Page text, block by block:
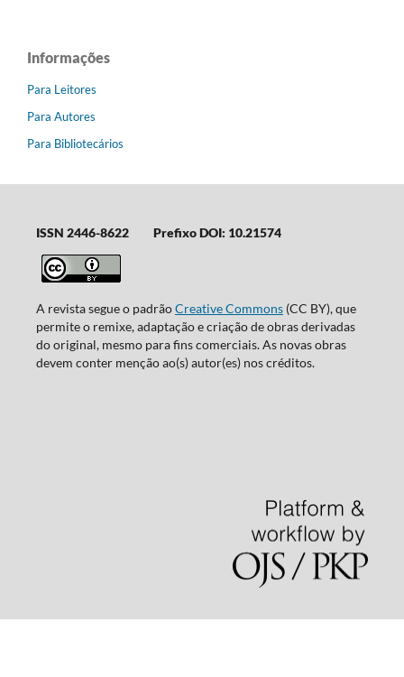
Informações
Para Leitores
Para Autores
Para Bibliotecários
ISSN 2446-8622 Prefixo DOI: 10.21574
A revista segue o padrãoCreative Commons(CC BY), que
permite o remixe, adaptação e criação de obras derivadas
do original, mesmo para fins comerciais. As novas obras
devem conter menção ao(s) autor(es) nos créditos.